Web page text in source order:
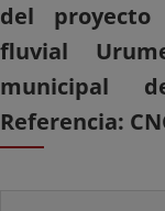
del
fluvial
municipal
Referencia: